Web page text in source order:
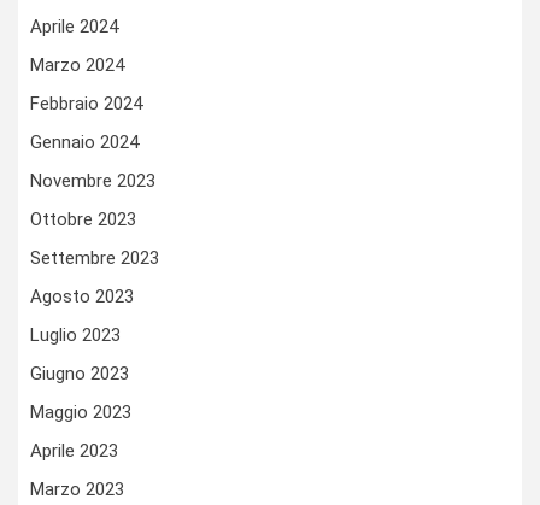
Aprile 2024
Marzo 2024
Febbraio 2024
Gennaio 2024
Novembre 2023
Ottobre 2023
Settembre 2023
Agosto 2023
Luglio 2023
Giugno 2023
Maggio 2023
Aprile 2023
Marzo 2023